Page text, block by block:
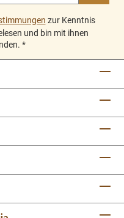
zur Kenntnis
und bin mit ihnen
*